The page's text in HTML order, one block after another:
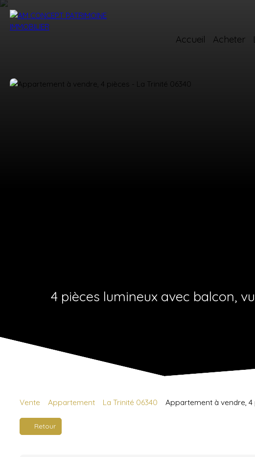
Accueil Acheter
4 pièces lumineux avec balcon,
Vente Appartement La Trinité 06340 Appartement à vendre, 4
Retour